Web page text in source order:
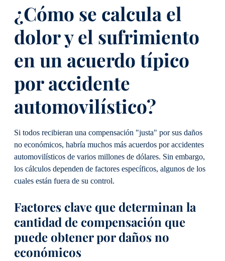
¿Cómo se calcula el
dolor y el sufrimiento
en un acuerdo típico
por accidente
automovilístico?
Si todos recibieran una compensación "justa" por sus daños
no económicos, habría muchos más acuerdos por accidentes
automovilísticos de varios millones de dólares. Sin embargo,
los cálculos dependen de factores específicos, algunos de los
cuales están fuera de su control.
Factores clave que determinan la
cantidad de compensación que
puede obtener por daños no
económicos